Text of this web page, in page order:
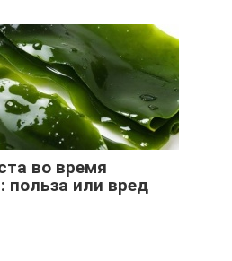
во время
польза или вред